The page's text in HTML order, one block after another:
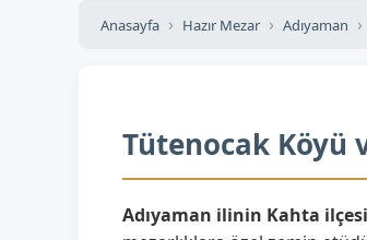
Anasayfa Hazır Mezar Adıyaman
Tütenocak Köyü
Adıyaman ilinin Kahta